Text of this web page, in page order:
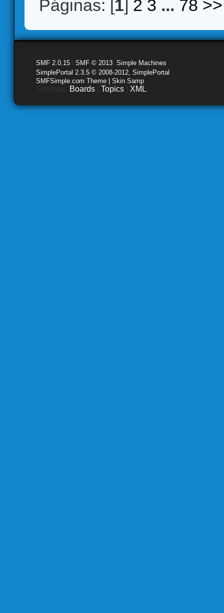
Páginas: [ 1 2 3 ... 78 >>
SMF 2.0.15 SMF © 2013 Simple Machines
SimplePortal 2.3.5 © 2008-2012, SimplePortal
SMFSimple.com Theme | Skin Samp
Boards Topics XML